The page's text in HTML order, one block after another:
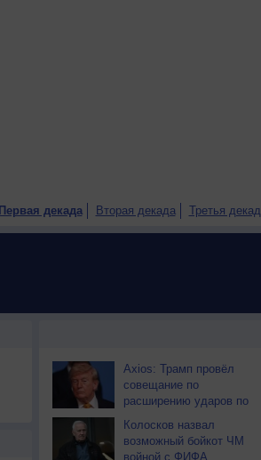
Первая декада Вторая декада Третья
НОВОСТИ ПАРТНЕРОВ
Axios: Трамп провёл
совещание по
расширению ударов по
Ирану
Колосков назвал
возможный бойкот ЧМ
войной с ФИФА